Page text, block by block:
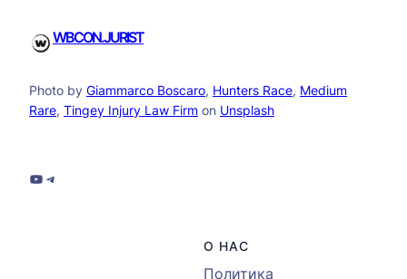
WBCON.JURIST
Photo by Giammarco Boscaro, Hunters Race, Medium
Rare, Tingey Injury Law Firm on Unsplash
YouTube https://t.me/wbcon4us
О НАС
Политика